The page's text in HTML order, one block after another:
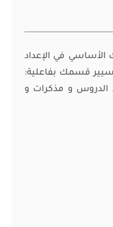
في الإعداد
قسمك بفاعلية:
الدروس و مذكرات و